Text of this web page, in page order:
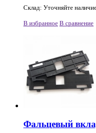
Склад: Уточняйте
В избранное В сравнение
Фальцевый